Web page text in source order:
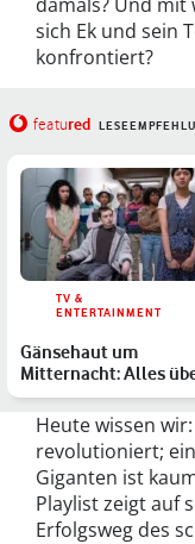
sich Ek und sein
konfrontiert?
featured
TV &
ENTERTAINMENT
Gänsehaut um
Mitternacht: Alles
die neue Horror-Serie
mit We…
Heute wissen
revolutioniert;
Giganten ist
Playlist zeigt auf
Erfolgsweg des